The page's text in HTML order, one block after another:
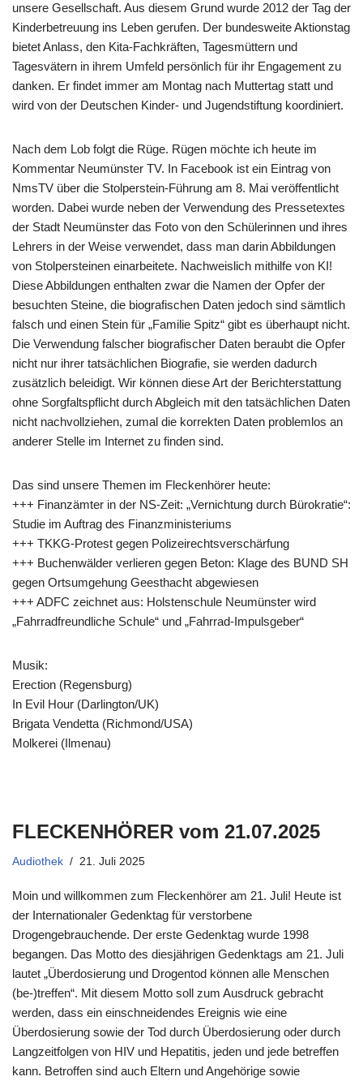
unsere Gesellschaft. Aus diesem Grund wurde 2012 der Tag der
Kinderbetreuung ins Leben gerufen. Der bundesweite Aktionstag
bietet Anlass, den Kita-Fachkräften, Tagesmüttern und
Tagesvätern in ihrem Umfeld persönlich für ihr Engagement zu
danken. Er findet immer am Montag nach Muttertag statt und
wird von der Deutschen Kinder- und Jugendstiftung koordiniert.
Nach dem Lob folgt die Rüge. Rügen möchte ich heute im
Kommentar Neumünster TV. In Facebook ist ein Eintrag von
NmsTV über die Stolperstein-Führung am 8. Mai veröffentlicht
worden. Dabei wurde neben der Verwendung des Pressetextes
der Stadt Neumünster das Foto von den Schülerinnen und ihres
Lehrers in der Weise verwendet, dass man darin Abbildungen
von Stolpersteinen einarbeitete. Nachweislich mithilfe von KI!
Diese Abbildungen enthalten zwar die Namen der Opfer der
besuchten Steine, die biografischen Daten jedoch sind sämtlich
falsch und einen Stein für „Familie Spitz“ gibt es überhaupt nicht.
Die Verwendung falscher biografischer Daten beraubt die Opfer
nicht nur ihrer tatsächlichen Biografie, sie werden dadurch
zusätzlich beleidigt. Wir können diese Art der Berichterstattung
ohne Sorgfaltspflicht durch Abgleich mit den tatsächlichen Daten
nicht nachvollziehen, zumal die korrekten Daten problemlos an
anderer Stelle im Internet zu finden sind.
Das sind unsere Themen im Fleckenhörer heute:
+++ Finanzämter in der NS-Zeit: „Vernichtung durch Bürokratie“:
Studie im Auftrag des Finanzministeriums
+++ TKKG-Protest gegen Polizeirechtsverschärfung
+++ Buchenwälder verlieren gegen Beton: Klage des BUND SH
gegen Ortsumgehung Geesthacht abgewiesen
+++ ADFC zeichnet aus: Holstenschule Neumünster wird
„Fahrradfreundliche Schule“ und „Fahrrad-Impulsgeber“
Musik:
Erection (Regensburg)
In Evil Hour (Darlington/UK)
Brigata Vendetta (Richmond/USA)
Molkerei (Ilmenau)
FLECKENHÖRER vom 21.07.2025
Audiothek 21. Juli 2025
Moin und willkommen zum Fleckenhörer am 21. Juli! Heute ist
der Internationaler Gedenktag für verstorbene
Drogengebrauchende. Der erste Gedenktag wurde 1998
begangen. Das Motto des diesjährigen Gedenktags am 21. Juli
lautet „Überdosierung und Drogentod können alle Menschen
(be-)treffen“. Mit diesem Motto soll zum Ausdruck gebracht
werden, dass ein einschneidendes Ereignis wie eine
Überdosierung sowie der Tod durch Überdosierung oder durch
Langzeitfolgen von HIV und Hepatitis, jeden und jede betreffen
kann. Betroffen sind auch Eltern und Angehörige sowie